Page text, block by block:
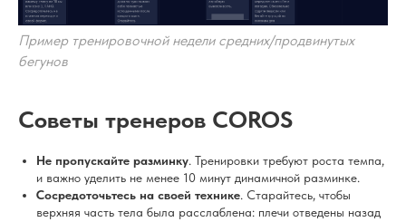
Пример тренировочной недели средних/продвинутых
бегунов
Советы тренеров COROS
Не пропускайте разминку. Тренировки требуют роста темпа,
и важно уделить не менее 10 минут динамичной разминке.
Сосредоточьтесь на своей технике. Старайтесь, чтобы
верхняя часть тела была расслаблена: плечи отведены назад